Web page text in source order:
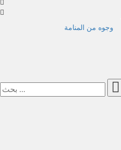
وجوه من المنامة